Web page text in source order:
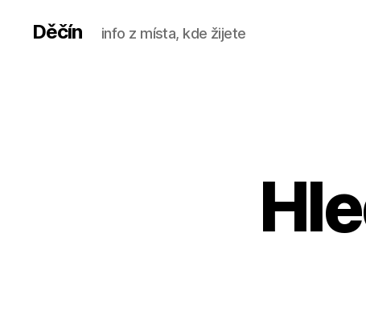
Děčín info z místa, kde žijete